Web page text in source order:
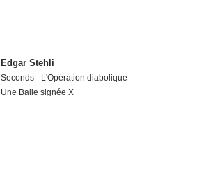
Edgar Stehli
Seconds - L'Opération diabolique
Une Balle signée X